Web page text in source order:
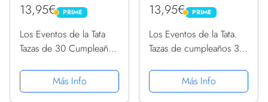
13,95€ PRIME
PRIME
Los Eventos de la Tata
Tazas de 30 Cumpleaños
cumpleaños 30 años
Más Info
13,95€ PRIME
PRIME
Los Eventos de la Tata.
Tazas de cumpleaños 30
Más Info